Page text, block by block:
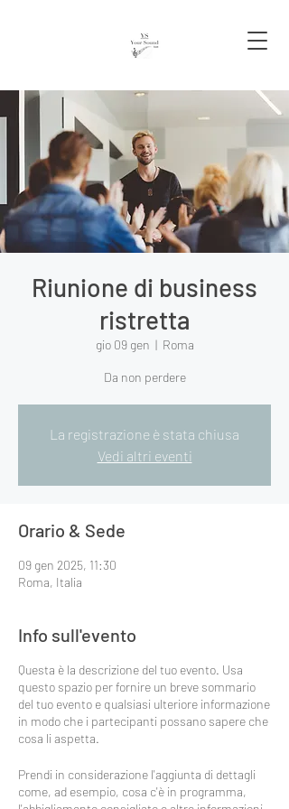
Riunione di business
ristretta
gio 09 gen
  |
Roma
Da non perdere
La registrazione è stata chiusa
Vedi altri eventi
Orario & Sede
09 gen 2025, 11:30
Roma, Italia
Info sull'evento
Questa è la descrizione del tuo evento. Usa
questo spazio per fornire un breve sommario
del tuo evento e qualsiasi ulteriore informazione
in modo che i partecipanti possano sapere che
cosa li aspetta.
Prendi in considerazione l'aggiunta di dettagli
come, ad esempio, cosa c'è in programma,